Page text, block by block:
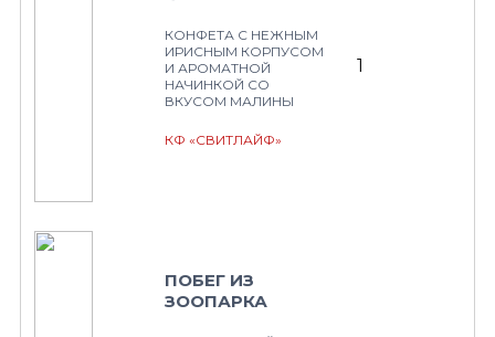
КОНФЕТА С НЕЖНЫМ
ИРИСНЫМ КОРПУСОМ
И АРОМАТНОЙ
НАЧИНКОЙ СО
ВКУСОМ МАЛИНЫ
КФ «СВИТЛАЙФ»
1
ПОБЕГ ИЗ
ЗООПАРКА